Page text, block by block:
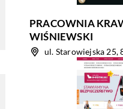
PRACOWNIA
WIŚNIEWSKI
ul. Starowiejska 25,